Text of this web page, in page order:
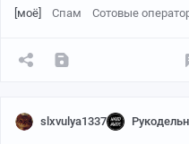
не буду рассказывать
Относительно других
[моё] Спам Сотовые
slxvulya1337